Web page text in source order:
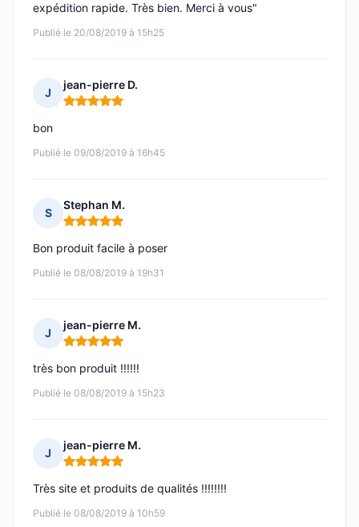
Publié le 20/08/2019 à 15h25
expédition rapide. Très bien. Merci à vous"
J
jean-pierre D.
Note : 5 sur 5
Publié le 09/08/2019 à 16h45
bon
S
Stephan M.
Note : 5 sur 5
Publié le 08/08/2019 à 19h31
Bon produit facile à poser
J
jean-pierre M.
Note : 5 sur 5
Publié le 08/08/2019 à 15h23
très bon produit !!!!!!
J
jean-pierre M.
Note : 5 sur 5
Publié le 08/08/2019 à 10h59
Très site et produits de qualités !!!!!!!!